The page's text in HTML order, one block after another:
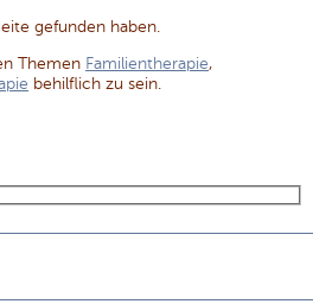
gefunden haben.
Themen Familientherapie,
behilflich zu sein.